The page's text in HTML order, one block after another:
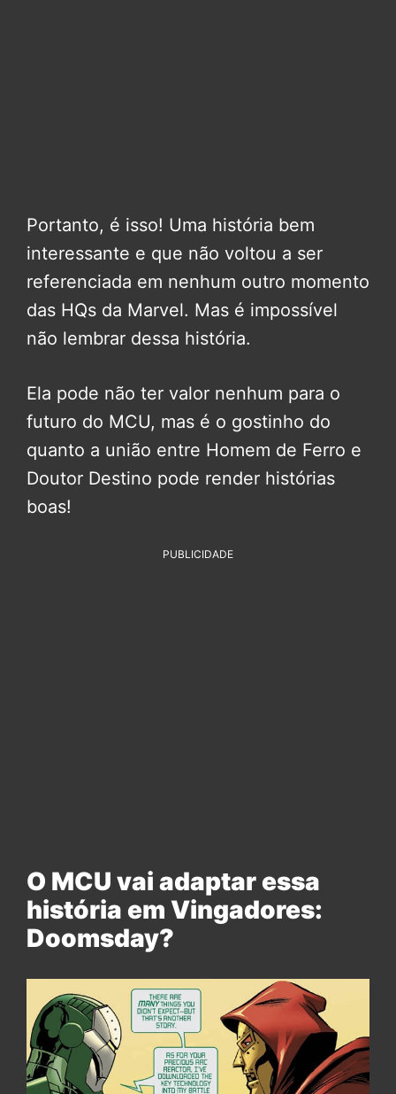
Portanto, é isso! Uma história bem
interessante e que não voltou a ser
referenciada em nenhum outro momento
das HQs da Marvel. Mas é impossível
não lembrar dessa história.
Ela pode não ter valor nenhum para o
futuro do MCU, mas é o gostinho do
quanto a união entre Homem de Ferro e
Doutor Destino pode render histórias
boas!
PUBLICIDADE
O MCU vai adaptar essa
história em Vingadores:
Doomsday?